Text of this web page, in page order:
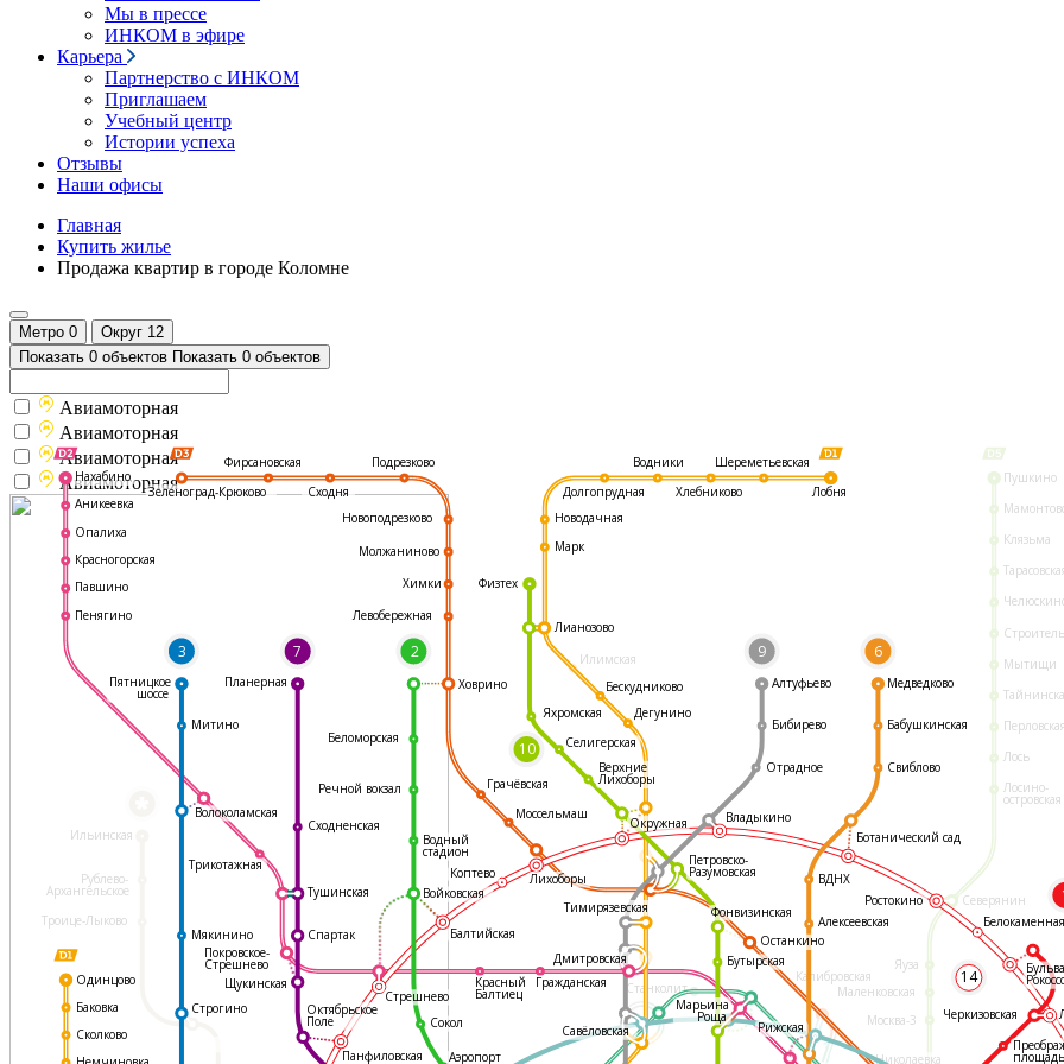
Мы в прессе
ИНКОМ в эфире
Карьера
Партнерство с ИНКОМ
Приглашаем
Учебный центр
Истории успеха
Отзывы
Наши офисы
Главная
Купить жилье
Продажа квартир в городе Коломне
Метро 0 Округ 12
Показать 0 объектов Показать 0 объектов
Илимская
Пушкино
Клязьма
Мытищи
Лось
Лосино-
островская
Северянин
Яуза
Маленковская
Москва-3
Николаевка
Ильинская
Рублево-
Архангельское
Троице-Лыково
Калибровская
Станколит
3 7
14
2 9 6
10
Фирсановская
Сходня
Подрезково
Новоподрезково
Молжаниново
Химки
Левобережная
Ховрино
Грачёвская
Моссельмаш
Останкино
Медведково
Бабушкинская
Свиблово
ВДНХ
Алексеевская
Рижская
Аэропорт
Сокол
Красный
Балтиец
Гражданская
Дмитровская
Коптево Лихоборы
Балтийская
Войковская
Водный
стадион
Сходненская
Трикотажная
Волоколамская
Тушинская
Мякинино
Строгино
Митино
Нахабино
Аникеевка
Опалиха
Красногорская
Павшино
Пенягино
Одинцово
Баковка
Сколково
Пятницкое
шоссе
Планерная
Спартак
Стрешнево
Щукинская
Октябрьское
Поле
Панфиловская
Окружная
Дегунино
Бескудниково
Верхние
Лихоборы
Селигерская
Физтех
Яхромская
Марк
Лианозово
Новодачная
Речной вокзал
Беломорская
Долгопрудная
Водники
Хлебниково
Шереметьевская
Лобня
Тимирязевская
Марьина
Роща
Савёловская
Фонвизинская
Бутырская
Петровско-
Разумовская
Покровское-
Стрешнево
Бибирево
Отрадное
Владыкино
Ботанический сад
Алтуфьево
Ростокино
Черкизовская
площадь
Зеленоград-Крюково
Авиамоторная
Авиамоторная
Авиамоторная
Авиамоторная